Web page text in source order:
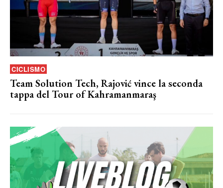
CICLISMO
Team Solution Tech, Rajović vince la seconda
tappa del Tour of Kahramanmaraş